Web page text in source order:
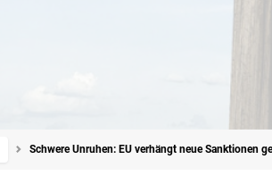
Schwere Unruhen: EU verhängt neue Sanktionen